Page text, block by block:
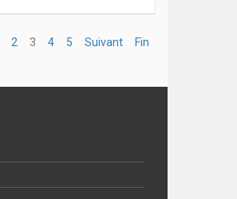
2 3 4 5 Suivant Fin